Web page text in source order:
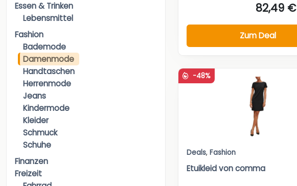
Essen & Trinken
Lebensmittel
Fashion
Bademode
Damenmode
Handtaschen
Herrenmode
Jeans
Kindermode
Kleider
Schmuck
Schuhe
Finanzen
Freizeit
82,49 €
Zum Deal
-48%
Deals, Fashion
Etuikleid von comma